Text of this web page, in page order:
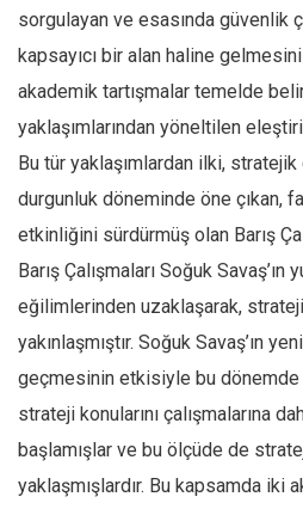
sorgulayan ve esasında güvenlik
kapsayıcı bir alan haline
akademik tartışmalar temelde
yaklaşımlarından yöneltilen
Bu tür yaklaşımlardan ilki, stratejik
durgunluk döneminde öne çıkan,
etkinliğini sürdürmüş olan Barış
Barış Çalışmaları Soğuk
eğilimlerinden uzaklaşarak,
yakınlaşmıştır. Soğuk Savaş’ın
geçmesinin etkisiyle bu
strateji konularını çalışmalarına
başlamışlar ve bu ölçüde de
yaklaşmışlardır. Bu kapsamda iki